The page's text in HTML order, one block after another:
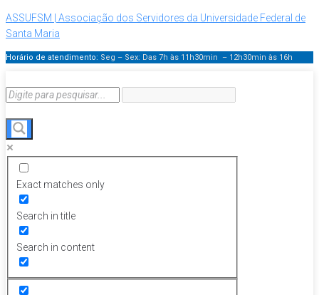
ASSUFSM | Associação dos Servidores da Universidade Federal de
Santa Maria
Horário de atendimento: Seg – Sex: Das 7h às 11h30min – 12h30min às 16h
Exact matches only
Search in title
Search in content